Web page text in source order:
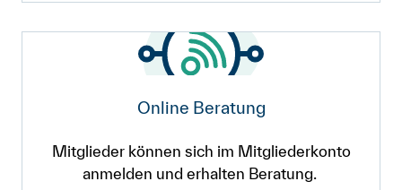
Online Beratung
Mitglieder können sich im Mitgliederkonto
anmelden und erhalten Beratung.